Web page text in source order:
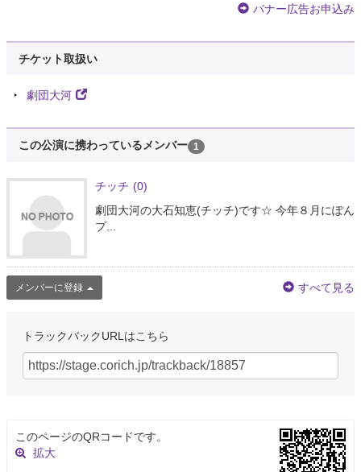
バナー広告お申込み
チケット取扱い
劇団大河
この公演に携わっているメンバー 1
チッチ (0)
劇団大河の大石知恵(チッチ)です☆ 今年８月にぽん
プ...
メンバーに登録 すべて見る
トラックバックURLはこちら
このページのQRコードです。
拡大